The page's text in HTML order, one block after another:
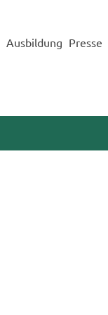
Ausbildung Presse